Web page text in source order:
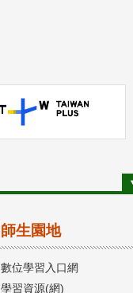
師生園地
數位學習入口網
學習資源(網)